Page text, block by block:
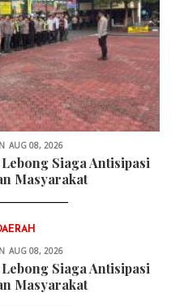
AUG 08, 2026
Siaga Antisipasi
Masyarakat
AUG 08, 2026
Siaga Antisipasi
Masyarakat